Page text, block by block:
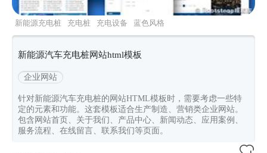
新能源充电桩 充电桩 充电设备 蓝色风格
新能源汽车充电桩网站html模板
企业网站
针对新能源汽车充电桩的网站HTML模板时，需要考虑一些特
定的元素和功能。这套模板适合生产制造、营销类企业网站。
包含网站首页、关于我们、产品中心、新闻动态、应用案例、
服务流程、在线留言、联系我们等页面。